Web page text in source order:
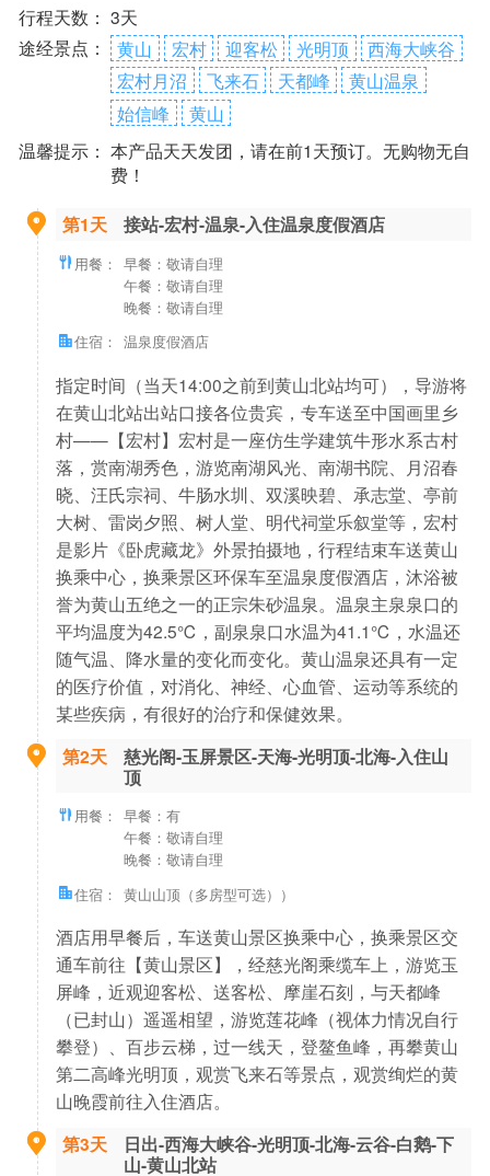
行程天数： 3天
途经景点：
黄山 宏村 迎客松 光明顶
西海大峡谷
宏村月沼
飞来石 天都峰
黄山温泉
始信峰
黄山
温馨提示： 本产品天天发团，请在前1天预订。无购物无自
费！
第1天 接站-宏村-温泉-入住温泉度假酒店
用餐： 早餐：敬请自理
午餐：敬请自理
晚餐：敬请自理
住宿： 温泉度假酒店
指定时间（当天14:00之前到黄山北站均可），导游将
在黄山北站出站口接各位贵宾，专车送至中国画里乡
村——【宏村】宏村是一座仿生学建筑牛形水系古村
落，赏南湖秀色，游览南湖风光、南湖书院、月沼春
晓、汪氏宗祠、牛肠水圳、双溪映碧、承志堂、亭前
大树、雷岗夕照、树人堂、明代祠堂乐叙堂等，宏村
是影片《卧虎藏龙》外景拍摄地，行程结束车送黄山
换乘中心，换乘景区环保车至温泉度假酒店，沐浴被
誉为黄山五绝之一的正宗朱砂温泉。温泉主泉泉口的
平均温度为42.5℃，副泉泉口水温为41.1℃，水温还
随气温、降水量的变化而变化。黄山温泉还具有一定
的医疗价值，对消化、神经、心血管、运动等系统的
某些疾病，有很好的治疗和保健效果。
第2天
慈光阁-玉屏景区-天海-光明顶-北海-入住山
顶
用餐： 早餐：有
午餐：敬请自理
晚餐：敬请自理
住宿： 黄山山顶（多房型可选））
酒店用早餐后，车送黄山景区换乘中心，换乘景区交
通车前往【黄山景区】，经慈光阁乘缆车上，游览玉
屏峰，近观迎客松、送客松、摩崖石刻，与天都峰
（已封山）遥遥相望，游览莲花峰（视体力情况自行
攀登）、百步云梯，过一线天，登鳌鱼峰，再攀黄山
第二高峰光明顶，观赏飞来石等景点，观赏绚烂的黄
山晚霞前往入住酒店。
第3天
日出-西海大峡谷-光明顶-北海-云谷-白鹅-下
山-黄山北站